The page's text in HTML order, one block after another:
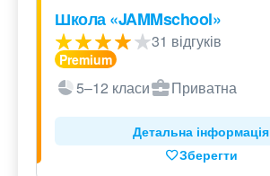
Школа «JAMMschool»
31 відгуків
5–12 класи Приватна
Детальна інформація
Зберегти